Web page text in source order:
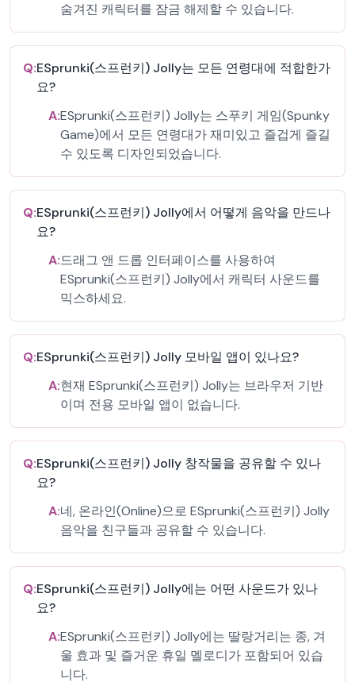
숨겨진 캐릭터를 잠금 해제할 수 있습니다.
Q:ESprunki(스프런키) Jolly는 모든 연령대에 적합한가
요?
A:ESprunki(스프런키) Jolly는 스푸키 게임(Spunky
Game)에서 모든 연령대가 재미있고 즐겁게 즐길
수 있도록 디자인되었습니다.
Q:ESprunki(스프런키) Jolly에서 어떻게 음악을 만드나
요?
A:드래그 앤 드롭 인터페이스를 사용하여
ESprunki(스프런키) Jolly에서 캐릭터 사운드를
믹스하세요.
Q:ESprunki(스프런키) Jolly 모바일 앱이 있나요?
A:현재 ESprunki(스프런키) Jolly는 브라우저 기반
이며 전용 모바일 앱이 없습니다.
Q:ESprunki(스프런키) Jolly 창작물을 공유할 수 있나
요?
A:네, 온라인(Online)으로 ESprunki(스프런키) Jolly
음악을 친구들과 공유할 수 있습니다.
Q:ESprunki(스프런키) Jolly에는 어떤 사운드가 있나
요?
A:ESprunki(스프런키) Jolly에는 딸랑거리는 종, 겨
울 효과 및 즐거운 휴일 멜로디가 포함되어 있습
니다.